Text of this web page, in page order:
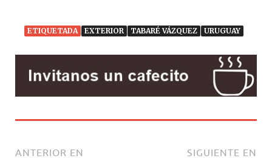
ETIQUETADA EXTERIOR TABARÉ VÁZQUEZ URUGUAY
ANTERIOR EN SIGUIENTE EN